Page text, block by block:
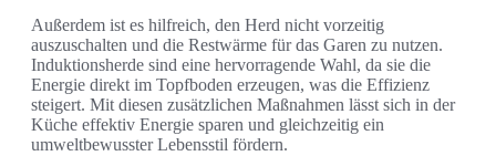
Außerdem ist es hilfreich, den Herd nicht vorzeitig
auszuschalten und die Restwärme für das Garen zu nutzen.
Induktionsherde sind eine hervorragende Wahl, da sie die
Energie direkt im Topfboden erzeugen, was die Effizienz
steigert. Mit diesen zusätzlichen Maßnahmen lässt sich in der
Küche effektiv Energie sparen und gleichzeitig ein
umweltbewusster Lebensstil fördern.